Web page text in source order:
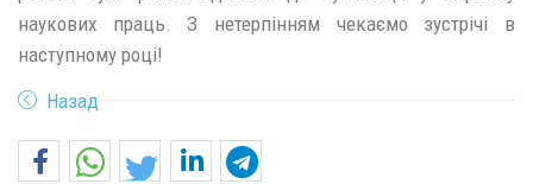
наукових праць. З нетерпінням чекаємо зустрічі в
наступному році!
Назад